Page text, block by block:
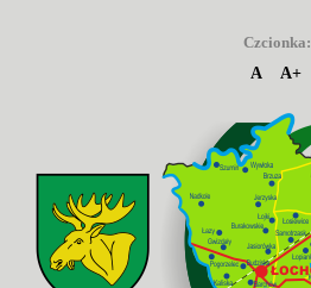
Czcionka:
A
A+